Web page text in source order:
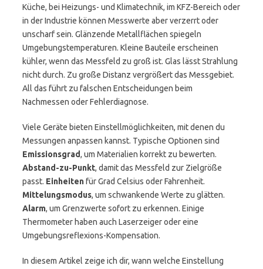
Küche, bei Heizungs- und Klimatechnik, im KFZ-Bereich oder
in der Industrie können Messwerte aber verzerrt oder
unscharf sein. Glänzende Metallflächen spiegeln
Umgebungstemperaturen. Kleine Bauteile erscheinen
kühler, wenn das Messfeld zu groß ist. Glas lässt Strahlung
nicht durch. Zu große Distanz vergrößert das Messgebiet.
All das führt zu falschen Entscheidungen beim
Nachmessen oder Fehlerdiagnose.
Viele Geräte bieten Einstellmöglichkeiten, mit denen du
Messungen anpassen kannst. Typische Optionen sind
Emissionsgrad, um Materialien korrekt zu bewerten.
Abstand-zu-Punkt, damit das Messfeld zur Zielgröße
passt. Einheitenfür Grad Celsius oder Fahrenheit.
Mittelungsmodus, um schwankende Werte zu glätten.
Alarm, um Grenzwerte sofort zu erkennen. Einige
Thermometer haben auch Laserzeiger oder eine
Umgebungsreflexions-Kompensation.
In diesem Artikel zeige ich dir, wann welche Einstellung